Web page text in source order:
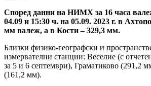
Според данни на НИМХ за 16 часа
04.09 и 15:30 ч. на 05.09. 2023 г. в
мм валеж, а в Кости – 329,3 мм.
Близки физико-географски и
измервателни станции: Веселие (с
за 5 и 6 септември), Граматиково (291,2
(161,2 мм).